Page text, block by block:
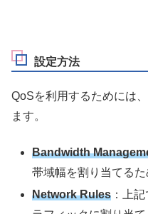
設定方法
QoSを利用するためには
ます。
Bandwidth
帯域幅を割り当てるた
Network Rules ：上